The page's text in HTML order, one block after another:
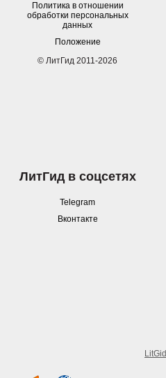
Политика в отношении
обработки персональных
данных
Положение
© ЛитГид 2011-2026
ЛитГид в соцсетях
Telegram
Вконтакте
LitGid